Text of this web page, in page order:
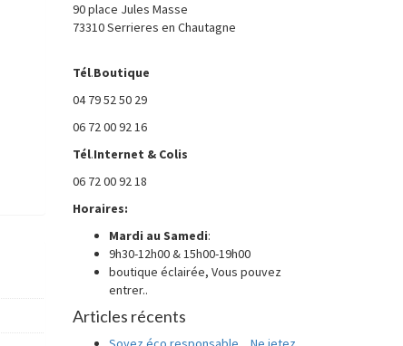
90 place Jules Masse
73310 Serrieres en Chautagne
Tél.Boutique
04 79 52 50 29
06 72 00 92 16
Tél.Internet & Colis
06 72 00 92 18
Horaires:
Mardi au Samedi:
9h30-12h00 & 15h00-19h00
boutique éclairée, Vous pouvez
entrer..
Articles récents